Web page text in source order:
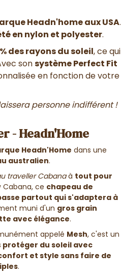
Headn'home aux USA.
en nylon et polyester.
des rayons du soleil, ce qui
sonsystème Perfect Fit
en fonction de votre
personne indifférent !
- Headn'Home
Headn'Home dans une
australien.
traveller Cabanaà tout pour
Cabana, ce chapeau de
partout qui s'adaptera à
muni d'un gros grain
avec élégance.
appelé Mesh, c'est un
protéger du soleil avec
et style sans faire de
.